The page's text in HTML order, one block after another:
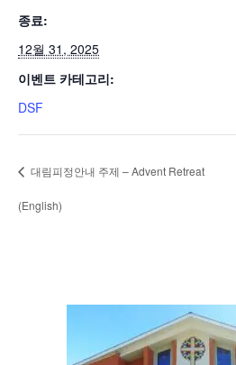
종료:
12월 31, 2025
이벤트 카테고리:
DSF
대림피정안내 주제 – Advent Retreat
(English)